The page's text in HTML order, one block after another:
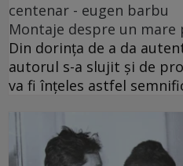
centenar - eugen barbu
Montaje despre un
Din dorința de a da
autorul s-a slujit și de
va fi înțeles astfel